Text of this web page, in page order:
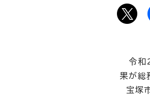
令和2
果が総
宝塚